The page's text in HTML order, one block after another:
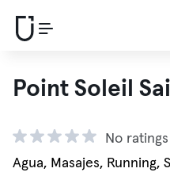
Point Soleil
No
Agua, Masajes, Running,